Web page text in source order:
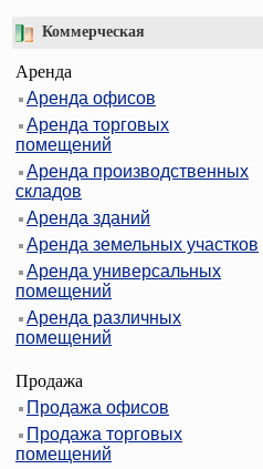
Коммерческая
Аренда
Аренда офисов
Аренда торговых
помещений
Аренда производственных
складов
Аренда зданий
Аренда земельных участков
Аренда универсальных
помещений
Аренда различных
помещений
Продажа
Продажа офисов
Продажа торговых
помещений